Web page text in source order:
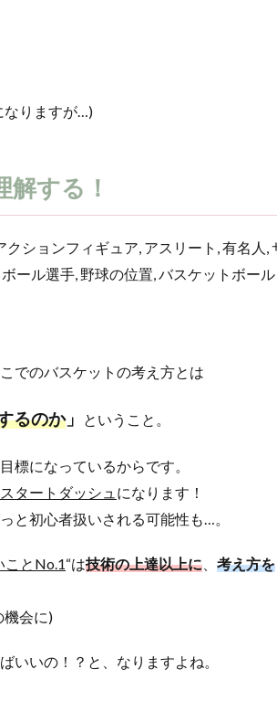
なりますが…)
する！
でのバスケットの考え方とは
るのか」 ということ。
標になっているからです。
タートダッシュ になります！
と初心者扱いされる可能性も…。
ことNo.1“は技術の上達以上に
考え方を
機会に)
いいの！？と、なりますよね。